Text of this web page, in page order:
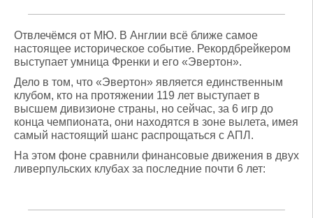
Отвлечёмся от МЮ. В Англии всё ближе самое
настоящее историческое событие. Рекордбрейкером
выступает умница Френки и его «Эвертон».
Дело в том, что «Эвертон» является единственным
клубом, кто на протяжении 119 лет выступает в
высшем дивизионе страны, но сейчас, за 6 игр до
конца чемпионата, они находятся в зоне вылета, имея
самый настоящий шанс распрощаться с АПЛ.
На этом фоне сравнили финансовые движения в двух
ливерпульских клубах за последние почти 6 лет: